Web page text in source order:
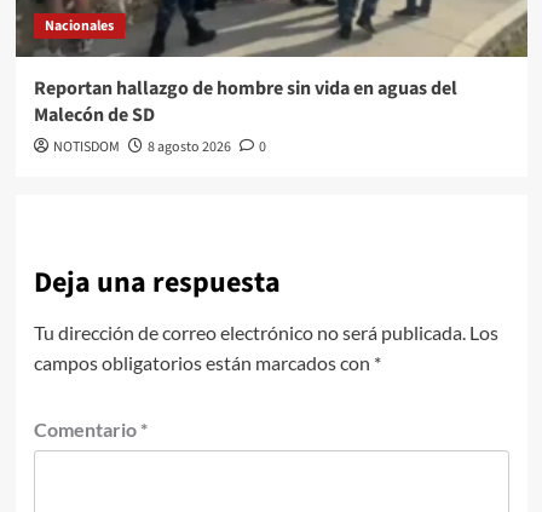
Nacionales
Reportan hallazgo de hombre sin vida en aguas del
Malecón de SD
NOTISDOM 8 agosto 2026 0
Deja una respuesta
Tu dirección de correo electrónico no será publicada. Los
campos obligatorios están marcados con *
Comentario *